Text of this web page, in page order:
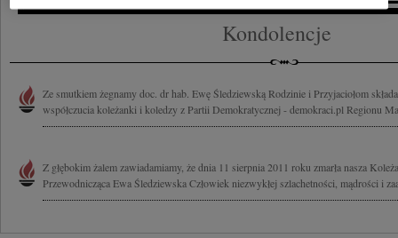
Kondolencje
Ze smutkiem żegnamy doc. dr hab. Ewę Śledziewską Rodzinie i Przyjaciołom
współczucia koleżanki i koledzy z Partii Demokratycznej - demokraci.pl Regionu
Z głębokim żalem zawiadamiamy, że dnia 11 sierpnia 2011 roku zmarła nasza
Przewodnicząca Ewa Śledziewska Człowiek niezwykłej szlachetności, mądrości i